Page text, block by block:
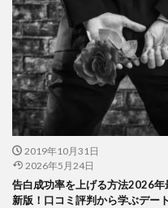
2019年10月31日
2026年5月24日
告白成功率を上げる方法2026年
新版！口コミ評判から学ぶデート